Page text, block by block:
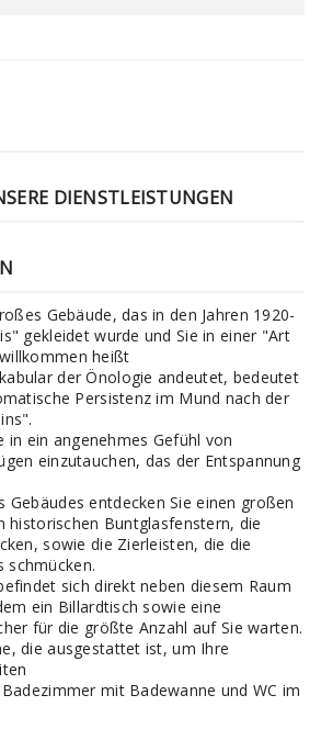
DIENSTLEISTUNGEN
Gebäude, das in den Jahren 1920-
gekleidet wurde und Sie in einer "Art
heißt
der Önologie andeutet, bedeutet
Persistenz im Mund nach der
in ein angenehmes Gefühl von
einzutauchen, das der Entspannung
Gebäudes entdecken Sie einen großen
historischen Buntglasfenstern, die
sowie die Zierleisten, die die
schmücken.
sich direkt neben diesem Raum
ein Billardtisch sowie eine
für die größte Anzahl auf Sie warten.
die ausgestattet ist, um Ihre
mit Badewanne und WC im